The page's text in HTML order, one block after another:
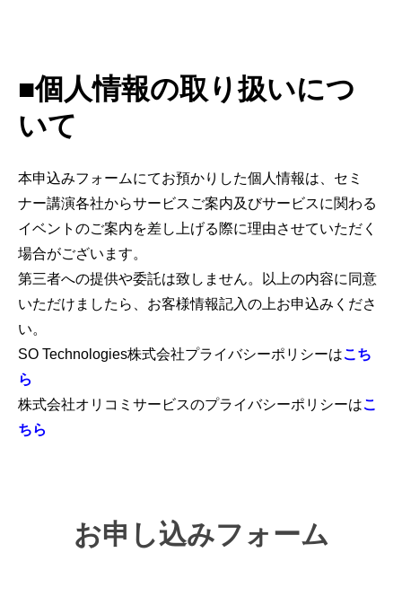
■個人情報の取り扱いにつ
いて
本申込みフォームにてお預かりした個人情報は、セミ
ナー講演各社からサービスご案内及びサービスに関わる
イベントのご案内を差し上げる際に理由させていただく
場合がございます。
第三者への提供や委託は致しません。以上の内容に同意
いただけましたら、お客様情報記入の上お申込みくださ
い。
SO Technologies株式会社プライバシーポリシーはこち
ら
株式会社オリコミサービスのプライバシーポリシーはこ
ちら
お申し込みフォーム